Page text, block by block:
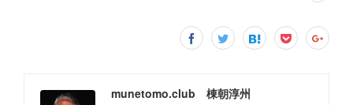
munetomo.club 棟朝淳州